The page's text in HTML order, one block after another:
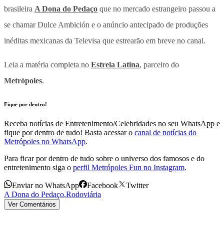
brasileira A Dona do Pedaço que no mercado estrangeiro passou a
se chamar Dulce Ambición e o anúncio antecipado de produções
inéditas mexicanas da Televisa que estrearão em breve no canal.
Leia a matéria completa no Estrela Latina, parceiro do
Metrópoles.
Fique por dentro!
Receba notícias de Entretenimento/Celebridades no seu WhatsApp e
fique por dentro de tudo! Basta acessar o canal de notícias do
Metrópoles no WhatsApp.
Para ficar por dentro de tudo sobre o universo dos famosos e do
entretenimento siga o perfil Metrópoles Fun no Instagram.
Enviar no WhatsApp Facebook
Twitter
A Dona do Pedaço,Rodoviária
Ver Comentários